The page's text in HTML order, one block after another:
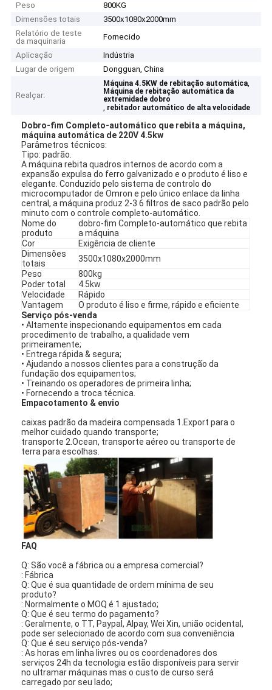
Para casa
Produtos
Peso
800KG
Dimensões totais
3500x1080x2000mm
Relatório de teste
da maquinaria
Fornecido
Aplicação
Indústria
Lugar de origem
Dongguan, China
Realçar:
Máquina 4.5KW de rebitação automática,
Máquina de rebitação automática da
extremidade dobro
, rebitador automático de alta velocidade
Dobro-fim Completo-automático que rebita a máquina,
máquina automática de 220V 4.5kw
Parâmetros técnicos:
Tipo: padrão.
A máquina rebita quadros internos de acordo com a
expansão expulsa do ferro galvanizado e oproduto é liso e
elegante. Conduzido pelo sistema de controlo do
microcomputador de Omron e pelo único enlace da linha
central, a máquinaproduz 2-3 6 filtros de saco padrãopelo
minuto com o controle completo-automático.
Nome do
produto
dobro-fim Completo-automático que rebita
a máquina
Cor
Exigência de cliente
Dimensões
totais
3500x1080x2000mm
Peso
800kg
Poder total
4.5kw
Velocidade
Rápido
Vantagem
O produto é liso e firme, rápido e eficiente
Serviço pós-venda
• Altamente inspecionando equipamentos em cada
procedimento de trabalho, a qualidade vem
primeiramente;
• Entrega rápida & segura;
• Ajudando a nossos clientes para a construção da
fundação dos equipamentos;
• Treinando os operadores de primeira linha;
• Fornecendo a troca técnica.
Empacotamento & envio
caixas padrãoda madeira compensada 1.Export para o
melhor cuidado quando transporte;
transporte 2.Ocean, transporte aéreo ou transporte de
terra para escolhas.
FAQ
Q: São você a fábrica ou a empresa comercial?
: Fábrica
Q: Que é sua quantidade de ordem mínima de seu
produto?
: Normalmente o MOQ é 1 ajustado;
Q: Que é seu termo dopagamento?
: Geralmente, o TT, Paypal, Alpay, Wei Xin, união ocidental,
pode ser selecionado de acordo com sua conveniência
Q: Que é seu serviço pós-venda?
: As horas em linha livres ou os coordenadores dos
serviços 24h da tecnologia estão disponíveis para servir
no ultramar máquinas mas o custo de curso será
carregado por seu lado;